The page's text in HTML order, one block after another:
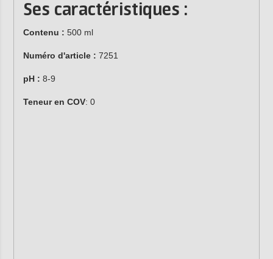
Ses caractéristiques :
Contenu : 500 ml
Numéro d'article : 7251
pH : 8-9
Teneur en COV: 0